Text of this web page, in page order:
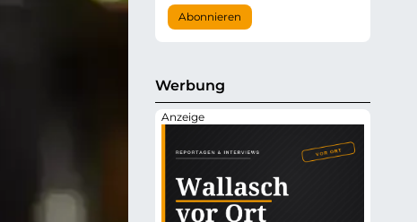
r
e
f
e
Abonnieren
Werbung